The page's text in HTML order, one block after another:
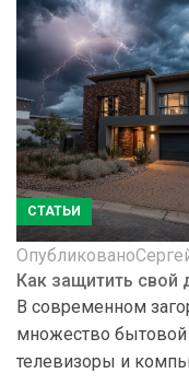
СТАТЬИ
Опубликовано
Как защитить свой
В современном
множество бытовой
телевизоры и